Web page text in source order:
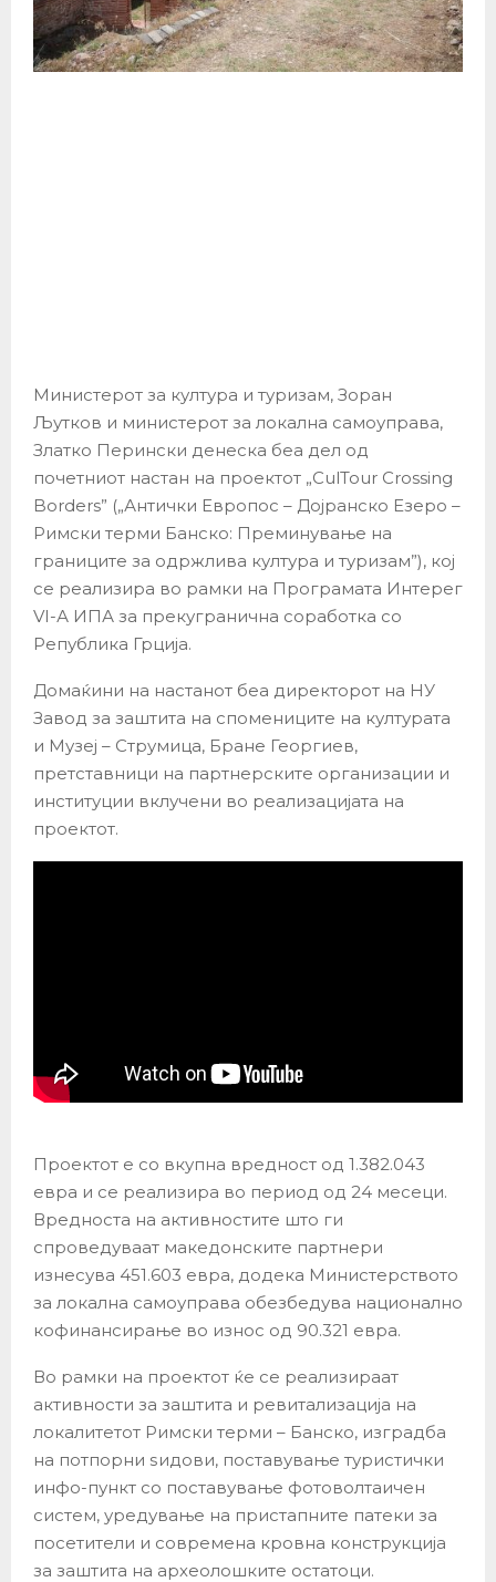
Министерот за култура и туризам, Зоран
Љутков и министерот за локална самоуправа,
Златко Перински денеска беа дел од
почетниот настан на проектот „CulTour Crossing
Borders” („Антички Европос – Дојранско Езеро –
Римски терми Банско: Преминување на
границите за одржлива култура и туризам”), кој
се реализира во рамки на Програмата Интерег
VI-А ИПА за прекугранична соработка со
Република Грција.
Домаќини на настанот беа директорот на НУ
Завод за заштита на спомениците на културата
и Музеј – Струмица, Бране Георгиев,
претставници на партнерските организации и
институции вклучени во реализацијата на
проектот.
Проектот е со вкупна вредност од 1.382.043
евра и се реализира во период од 24 месеци.
Вредноста на активностите што ги
спроведуваат македонските партнери
изнесува 451.603 евра, додека Министерството
за локална самоуправа обезбедува национално
кофинансирање во износ од 90.321 евра.
Во рамки на проектот ќе се реализираат
активности за заштита и ревитализација на
локалитетот Римски терми – Банско, изградба
на потпорни ѕидови, поставување туристички
инфо-пункт со поставување фотоволтаичен
систем, уредување на пристапните патеки за
посетители и современа кровна конструкција
за заштита на археолошките остатоци.